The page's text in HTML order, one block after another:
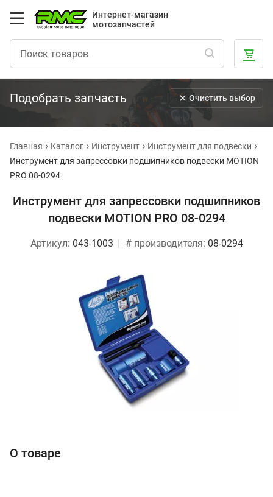
Интернет-магазин
мотозапчастей
Подобрать запчасть Очистить выбор
Главная Каталог Инструмент
Инструмент для подвески
Инструмент для запресcовки подшипников подвески MOTION
PRO 08-0294
Инструмент для запресcовки подшипников
подвески MOTION PRO 08-0294
Артикул: 043-1003 # производителя: 08-0294
О товаре